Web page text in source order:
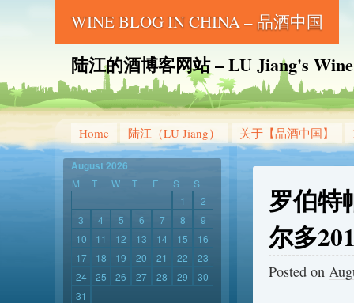
WINE BLOG IN CHINA – 品酒中国
陆江的酒博客网站 – LU Jiang's
Home 陆江（LU Jiang） 关于【品酒中国】
罗伯特
尔多
Posted on
August 2026
M T W T F S
S
1
2
3
4 5 6 7 8
9
10
11 12 13 14 15
16
17
18 19 20 21 22
23
24
25 26 27 28 29
30
31